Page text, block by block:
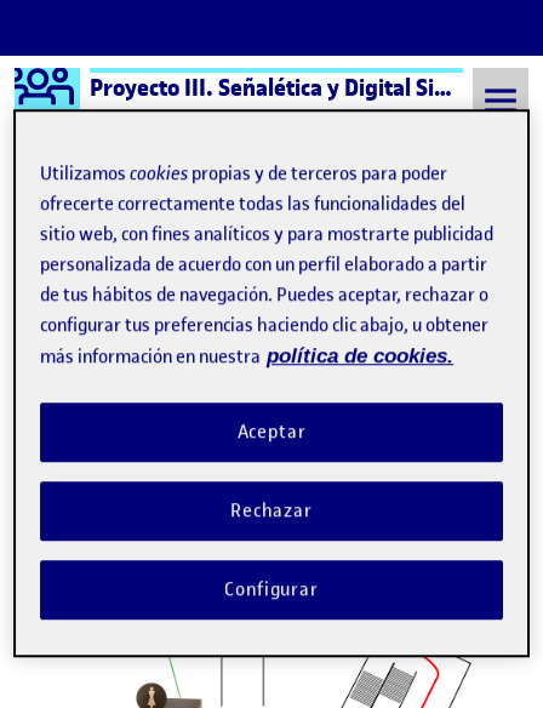
Saltar al contenido
Logo Ágora Proyecto III. Señalética y Digital Signage aula 2
Semestre 20211 - Aula 2 21 Septiembre, 2021
21 Septiembre, 2021
Publicado por
Jordi Albadalejo Urbano
Fecha de publicación
5 comentarios
Utilizamoscookies propias y de terceros para poder
ofrecerte correctamente todas las funcionalidades del
sitio web, con fines analíticos y para mostrarte publicidad
personalizada de acuerdo con un perfil elaborado a partir
de tus hábitos de navegación. Puedes aceptar, rechazar o
configurar tus preferencias haciendo clic abajo, u obtener
más información en nuestra política de cookies.
Rechazar
Aceptar
Configurar